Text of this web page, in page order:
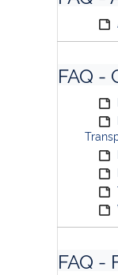
FAQ -
FAQ -